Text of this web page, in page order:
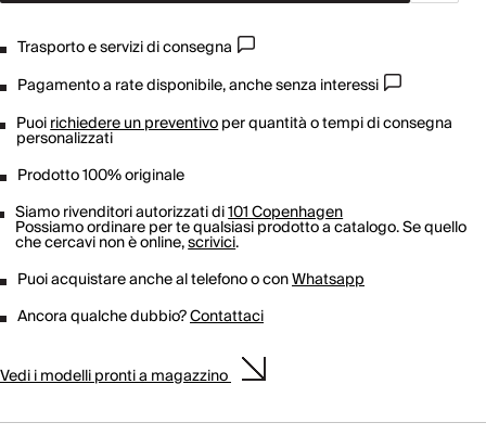
Trasporto e servizi di consegna
Pagamento a rate disponibile, anche senza interessi
Puoirichiedere un preventivoper quantità o tempi di consegna
personalizzati
Prodotto 100% originale
Siamo rivenditori autorizzati di101 Copenhagen
Possiamo ordinare per te qualsiasi prodotto a catalogo. Se quello
che cercavi non è online,scrivici.
Puoi acquistare anche al telefono o conWhatsapp
Ancora qualche dubbio?Contattaci
Vedi i modelli pronti a magazzino